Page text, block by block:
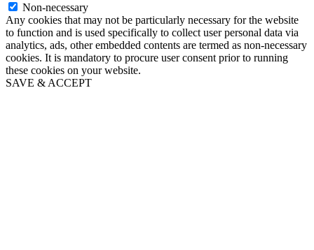
Non-necessary
Any cookies that may not be particularly necessary for the website
to function and is used specifically to collect user personal data via
analytics, ads, other embedded contents are termed as non-necessary
cookies. It is mandatory to procure user consent prior to running
these cookies on your website.
SAVE & ACCEPT